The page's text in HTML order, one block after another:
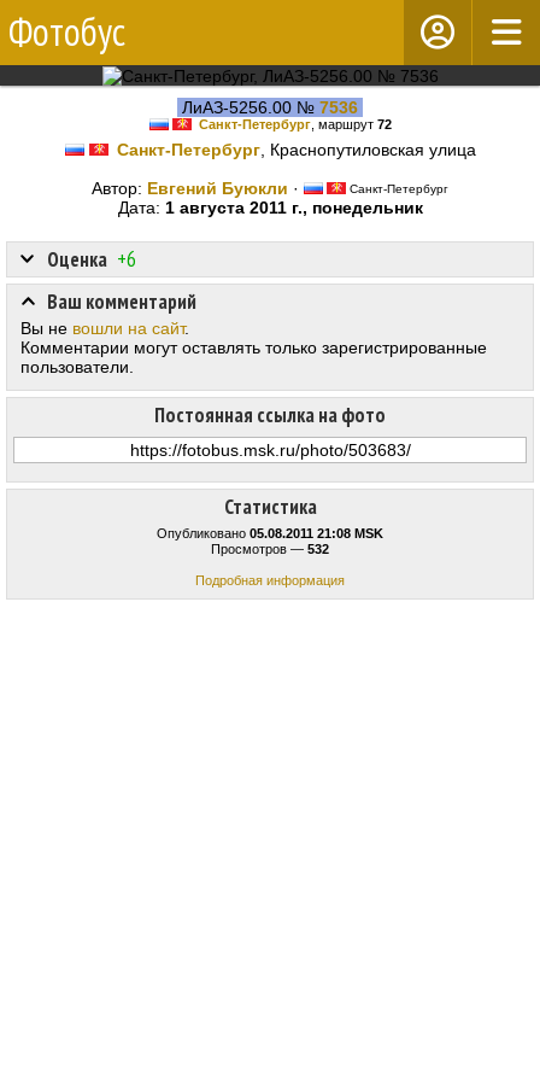
Фотобус
ЛиАЗ-5256.00 № 7536
Санкт-Петербург, маршрут 72
Санкт-Петербург, Краснопутиловская улица
Автор: Евгений Буюкли · Санкт-Петербург
Дата: 1 августа 2011 г., понедельник
Статистика
Опубликовано 05.08.2011 21:08 MSK
Просмотров — 532
Подробная информация
Оценка +6
Постоянная ссылка на фото
Ваш комментарий
Вы не вошли на сайт.
Комментарии могут оставлять только зарегистрированные
пользователи.